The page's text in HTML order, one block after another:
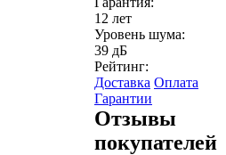
12 лет
Уровень шума:
39 дБ
Рейтинг:
Доставка Оплата
Гарантии
Отзывы
покупателей